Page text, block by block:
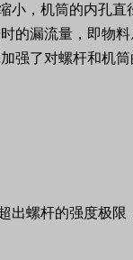
，机筒的内孔
漏流量，即物
强了对螺杆和机筒
螺杆的强度极限